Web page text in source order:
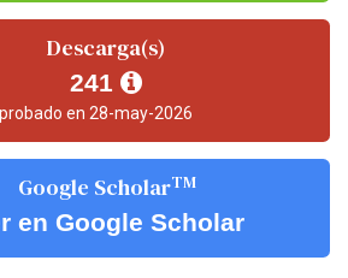
Descarga(s)
241
en 28-may-2026
Google ScholarTM
en Google Scholar